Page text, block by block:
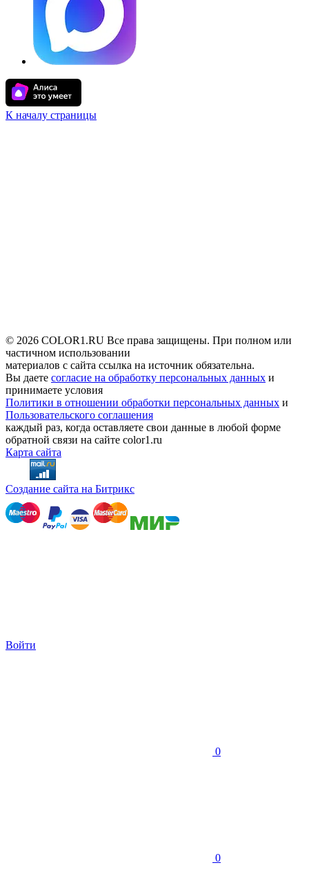
К началу страницы
© 2026 COLOR1.RU Все права защищены. При полном или
частичном использовании
материалов с сайта ссылка на источник обязательна.
Вы даете согласие на обработку персональных данных и
принимаете условия
Политики в отношении обработки персональных данных и
Пользовательского соглашения
каждый раз, когда оставляете свои данные в любой форме
обратной связи на сайте color1.ru
Карта сайта
Создание сайта на Битрикс
Войти
0
0